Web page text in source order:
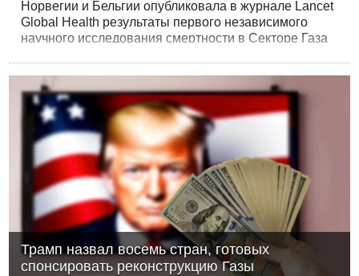
Норвегии и Бельгии опубликовала в журнале Lancet
Global Health результаты первого независимого
научного исследования смертности в Секторе Газа
минздрава ХАМАСа.
Трамп назвал восемь стран, готовых
спонсировать реконструкцию Газы